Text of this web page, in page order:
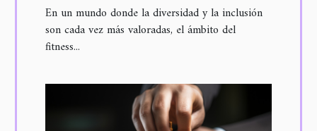
En un mundo donde la diversidad y la inclusión
son cada vez más valoradas, el ámbito del
fitness...